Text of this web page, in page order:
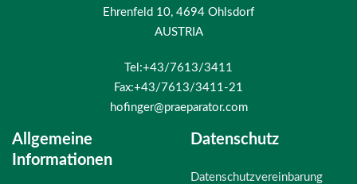
Ehrenfeld 10, 4694 Ohlsdorf
AUSTRIA
Tel:+43/7613/3411
Fax:+43/7613/3411-21
hofinger@praeparator.com
Allgemeine
Informationen
Datenschutz
Datenschutzvereinbarung